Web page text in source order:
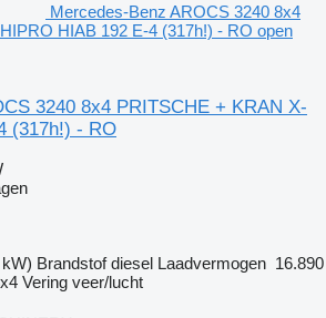
Mercedes-Benz AROCS 3240 8x4
HIAB 192 E-4 (317h!) - RO open
3240 8x4 PRITSCHE + KRAN X-
(317h!) - RO
Brandstof diesel Laadvermogen 16.890
Vering veer/lucht